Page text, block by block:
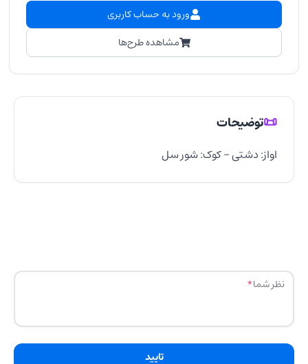
ورود به حساب کاربری
مشاهده طرح‌ها
📜توضیحات
اواز: دشتی - کوک: شور سل
نظر شما
تایید